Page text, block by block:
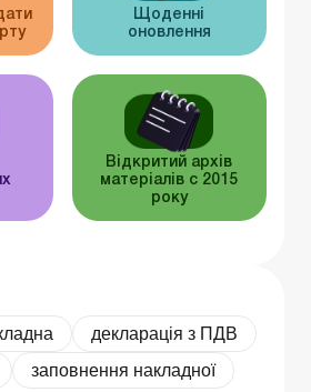
Щоденні
оновлення
Відкритий архів
матеріалів c 2015
року
декларація з ПДВ
заповнення накладної